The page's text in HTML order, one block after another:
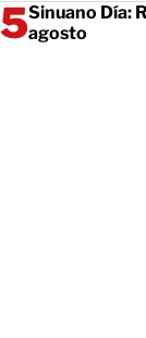
Sinuano Día:
agosto